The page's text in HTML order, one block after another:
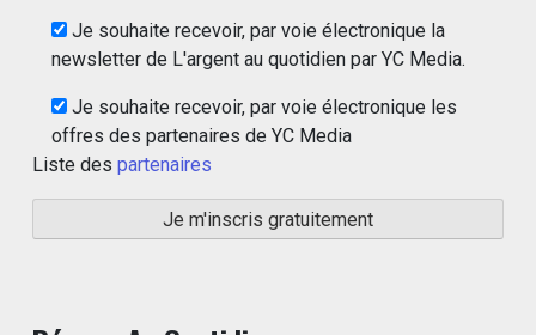
Je souhaite recevoir, par voie électronique la
newsletter de L'argent au quotidien par YC Media.
Je souhaite recevoir, par voie électronique les
offres des partenaires de YC Media
Liste des partenaires